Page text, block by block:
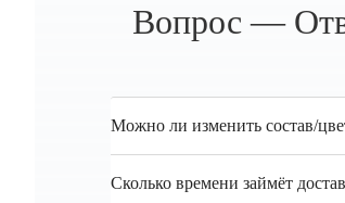
Вопрос —
Можно ли изменить состав/
Сколько времени займёт